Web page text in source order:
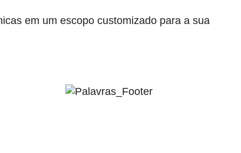
em um escopo customizado para a sua